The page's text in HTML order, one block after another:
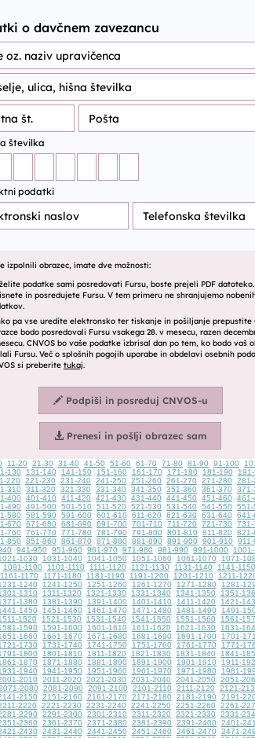
11-20 21-30 31-40 41-50 51-60 61-70 71-80 81-90 91-100
130 131-140 141-150 151-160 161-170 171-180 181-190
220 221-230 231-240 241-250 251-260 261-270 271-280 281-
310 311-320 321-330 331-340 341-350 351-360 361-370 371-
400 401-410 411-420 421-430 431-440 441-450 451-460 461-
490 491-500 501-510 511-520 521-530 531-540 541-550 551-
580 581-590 591-600 601-610 611-620 621-630 631-640 641-
670 671-680 681-690 691-700 701-710 711-720 721-730 731-
760 761-770 771-780 781-790 791-800 801-810 811-820 821-
850 851-860 861-870 871-880 881-890 891-900 901-910 911-
941-950 951-960 961-970 971-980 981-990 991-1000
1030 1031-1040 1041-1050 1051-1060 1061-1070 1071-
1091-1100 1101-1110 1111-1120 1121-1130 1131-1140 1141-1150
1161-1170 1171-1180 1181-1190 1191-1200 1201-1210 1211-
1240 1241-1250 1251-1260 1261-1270 1271-1280 1281-
1310 1311-1320 1321-1330 1331-1340 1341-1350 1351-
1380 1381-1390 1391-1400 1401-1410 1411-1420 1421-
1450 1451-1460 1461-1470 1471-1480 1481-1490 1491-
1520 1521-1530 1531-1540 1541-1550 1551-1560 1561-
1590 1591-1600 1601-1610 1611-1620 1621-1630 1631-
1660 1661-1670 1671-1680 1681-1690 1691-1700 1701-
1730 1731-1740 1741-1750 1751-1760 1761-1770 1771-
1800 1801-1810 1811-1820 1821-1830 1831-1840 1841-
1870 1871-1880 1881-1890 1891-1900 1901-1910 1911-
1940 1941-1950 1951-1960 1961-1970 1971-1980 1981-
2010 2011-2020 2021-2030 2031-2040 2041-2050 2051-
2080 2081-2090 2091-2100 2101-2110 2111-2120 2121-
2150 2151-2160 2161-2170 2171-2180 2181-2190 2191-
2220 2221-2230 2231-2240 2241-2250 2251-2260 2261-
2290 2291-2300 2301-2310 2311-2320 2321-2330 2331-
2360 2361-2370 2371-2380 2381-2390 2391-2400 2401-
2430 2431-2440 2441-2450 2451-2460 2461-2470 2471-